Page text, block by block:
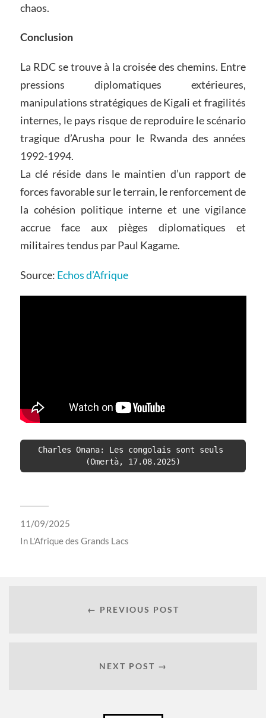
chaos.
Conclusion
La RDC se trouve à la croisée des chemins. Entre
pressions diplomatiques extérieures,
manipulations stratégiques de Kigali et fragilités
internes, le pays risque de reproduire le scénario
tragique d’Arusha pour le Rwanda des années
1992-1994.
La clé réside dans le maintien d’un rapport de
forces favorable sur le terrain, le renforcement de
la cohésion politique interne et une vigilance
accrue face aux pièges diplomatiques et
militaires tendus par Paul Kagame.
Source: Echos d’Afrique
Charles Onana: Les congolais sont seuls
(Omertà, 17.08.2025)
11/09/2025
In L'Afrique des Grands Lacs
← PREVIOUS POST
NEXT POST →